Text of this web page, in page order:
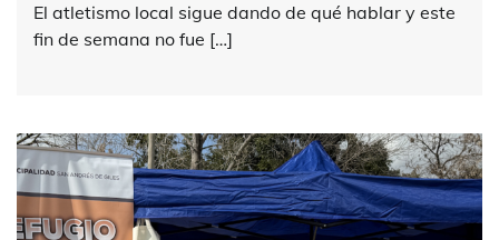
El atletismo local sigue dando de qué hablar y este
fin de semana no fue […]